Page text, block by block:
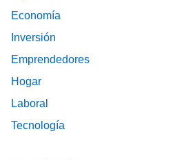
Economía
Inversión
Emprendedores
Hogar
Laboral
Tecnología